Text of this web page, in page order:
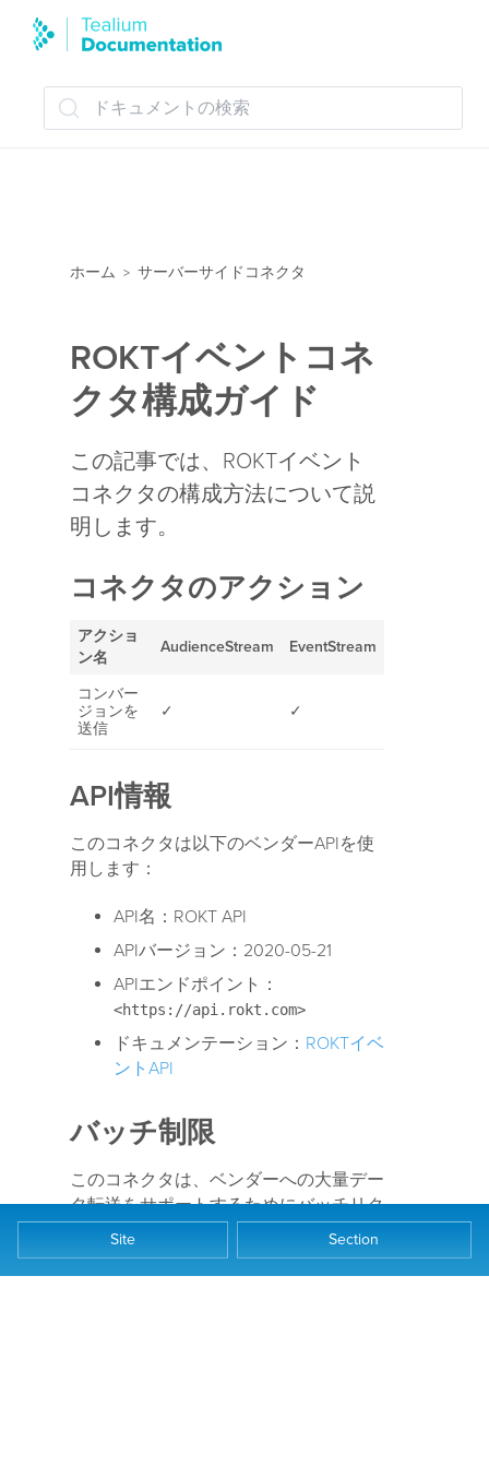
ドキュメントの検索
ホーム > サーバーサイドコネクタ
ROKTイベントコネ
クタ構成ガイド
この記事では、ROKTイベント
コネクタの構成方法について説
明します。
コネクタのアクション
アクショ
ン名
AudienceStream EventStream
コンバー
ジョンを
送信
✓ ✓
API情報
このコネクタは以下のベンダーAPIを使
用します：
API名：ROKT API
APIバージョン：2020-05-21
APIエンドポイント：
<https://api.rokt.com>
ドキュメンテーション： ROKTイベ
ントAPI
バッチ制限
このコネクタは、ベンダーへの大量デー
タ転送をサポートするためにバッチリク
エストを使用します。詳細については、
バッチアクションを参照してください。
リクエストは、以下のいずれかの閾値が
Site Section